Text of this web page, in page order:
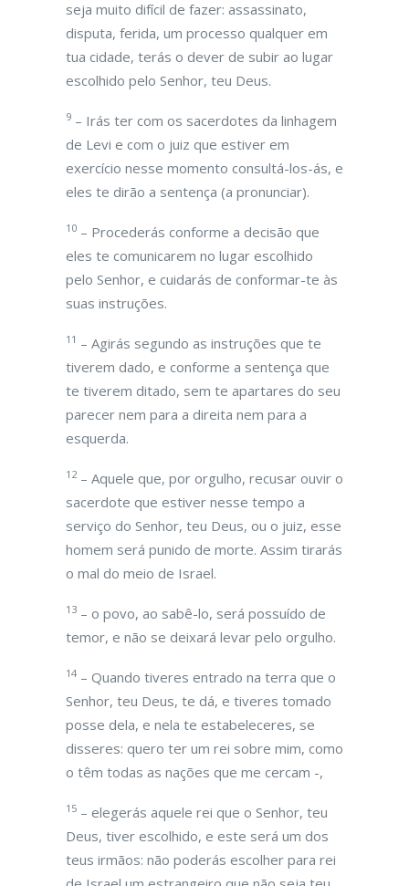
seja muito difícil de fazer: assassinato,
disputa, ferida, um processo qualquer em
tua cidade, terás o dever de subir ao lugar
escolhido pelo Senhor, teu Deus.
9 – Irás ter com os sacerdotes da linhagem
de Levi e com o juiz que estiver em
exercício nesse momento consultá-los-ás, e
eles te dirão a sentença (a pronunciar).
10 – Procederás conforme a decisão que
eles te comunicarem no lugar escolhido
pelo Senhor, e cuidarás de conformar-te às
suas instruções.
11 – Agirás segundo as instruções que te
tiverem dado, e conforme a sentença que
te tiverem ditado, sem te apartares do seu
parecer nem para a direita nem para a
esquerda.
12– Aquele que, por orgulho, recusar ouvir o
sacerdote que estiver nesse tempo a
serviço do Senhor, teu Deus, ou o juiz, esse
homem será punido de morte. Assim tirarás
o mal do meio de Israel.
13 – o povo, ao sabê-lo, será possuído de
temor, e não se deixará levar pelo orgulho.
14 – Quando tiveres entrado na terra que o
Senhor, teu Deus, te dá, e tiveres tomado
posse dela, e nela te estabeleceres, se
disseres: quero ter um rei sobre mim, como
o têm todas as nações que me cercam -,
15 – elegerás aquele rei que o Senhor, teu
Deus, tiver escolhido, e este será um dos
teus irmãos: não poderás escolher para rei